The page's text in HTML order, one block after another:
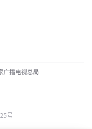
广播电视总局
号